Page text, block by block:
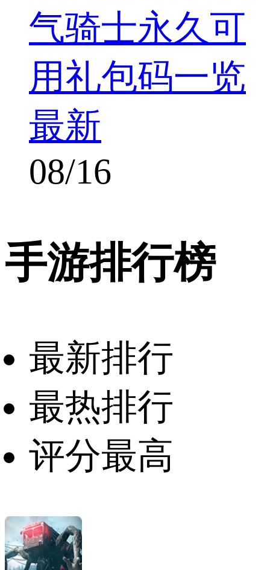
气骑士永久可
用礼包码一览
最新
08/16
手游排行榜
最新排行
最热排行
评分最高